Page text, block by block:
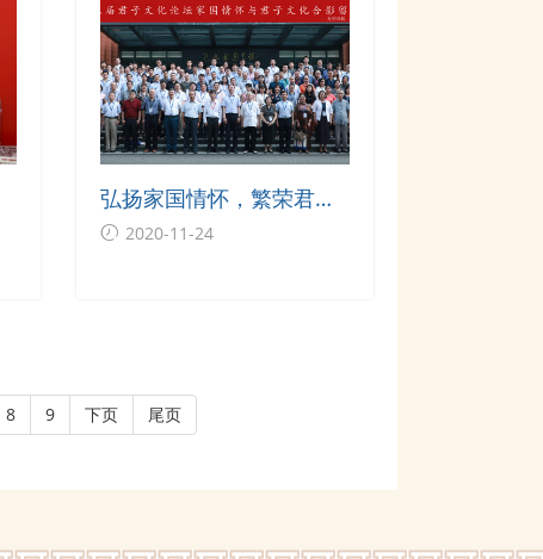
弘扬家国情怀，繁荣君子
文化——全国第五届君子
2020-11-24
8 9 下页 尾页